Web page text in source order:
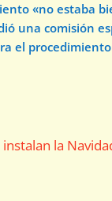
«no estaba
una comisión
el procedimiento